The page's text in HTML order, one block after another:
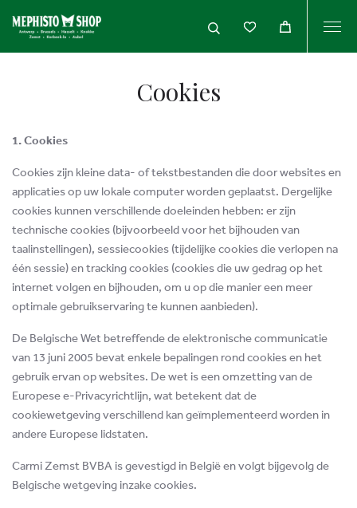
Cookies
1. Cookies
Cookies zijn kleine data- of tekstbestanden die door websites en
applicaties op uw lokale computer worden geplaatst. Dergelijke
cookies kunnen verschillende doeleinden hebben: er zijn
technische cookies (bijvoorbeeld voor het bijhouden van
taalinstellingen), sessiecookies (tijdelijke cookies die verlopen na
één sessie) en tracking cookies (cookies die uw gedrag op het
internet volgen en bijhouden, om u op die manier een meer
optimale gebruikservaring te kunnen aanbieden).
De Belgische Wet betreffende de elektronische communicatie
van 13 juni 2005 bevat enkele bepalingen rond cookies en het
gebruik ervan op websites. De wet is een omzetting van de
Europese e-Privacyrichtlijn, wat betekent dat de
cookiewetgeving verschillend kan geïmplementeerd worden in
andere Europese lidstaten.
Carmi Zemst BVBA is gevestigd in België en volgt bijgevolg de
Belgische wetgeving inzake cookies.